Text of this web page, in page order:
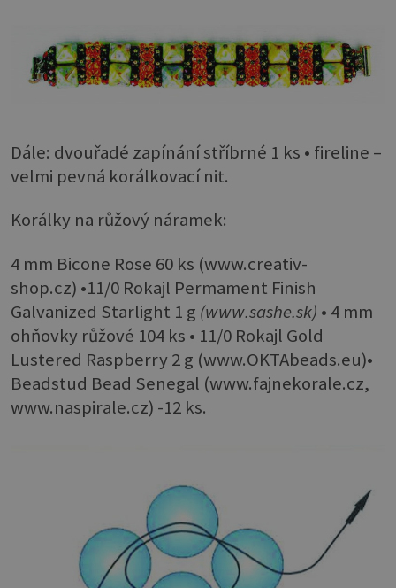
Dále: dvouřadé zapínání stříbrné 1 ks • fireline –
velmi pevná korálkovací nit.
Korálky na růžový náramek:
4 mm Bicone Rose 60 ks (www.creativ-
shop.cz) •11/0 Rokajl Permament Finish
Galvanized Starlight 1 g (www.sashe.sk) • 4 mm
ohňovky růžové 104 ks • 11/0 Rokajl Gold
Lustered Raspberry 2 g (www.OKTAbeads.eu)•
Beadstud Bead Senegal (www.fajnekorale.cz,
www.naspirale.cz) -12 ks.